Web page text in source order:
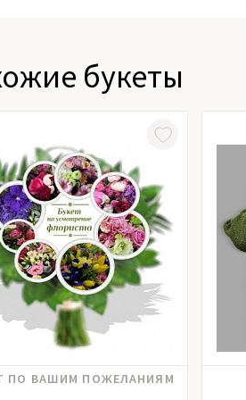
букеты
Гвоздика, Гербера,
ПО ВАШИМ ПОЖЕЛАНИЯМ